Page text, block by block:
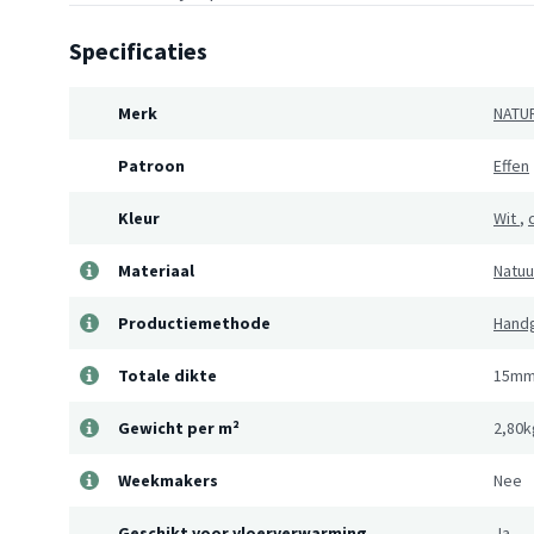
Specificaties
Merk
Patroon Effen
Kleur Wit ,
Materiaal
Productiemethode
Totale dikte 15mm
Gewicht per m²
Weekmakers Nee